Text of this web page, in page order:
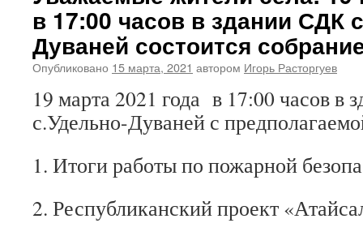
в 17:00 часов в здании СДК
Дуваней состоится
Опубликовано 15 марта, 2021 автором Игорь Расторгуев
19 марта 2021 года в 17:00 часов
с.Удельно-Дуваней с
1. Итоги работы по пожарной
2. Республиканский проект